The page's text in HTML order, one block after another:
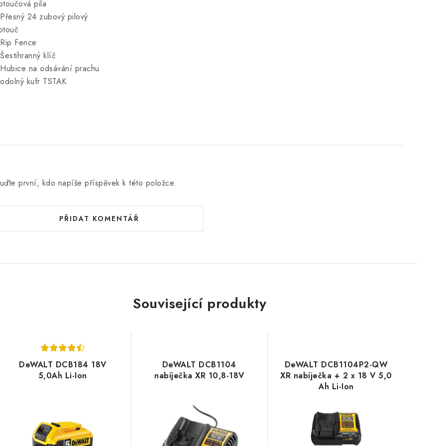
pila
Přesný 24 zubový pilový
Fence
klíč
Hubice na odsávání prachu
kufr TSTAK
první, kdo napíše příspěvek k této položce.
PŘIDAT KOMENTÁŘ
Související produkty
DeWALT DCB184 18V
5,0Ah Li-Ion
DeWALT DCB1104
nabíječka XR 10,8-18V
DeWALT DCB1104P2-QW
XR nabíječka + 2 x 18 V 5,0
Ah Li-Ion